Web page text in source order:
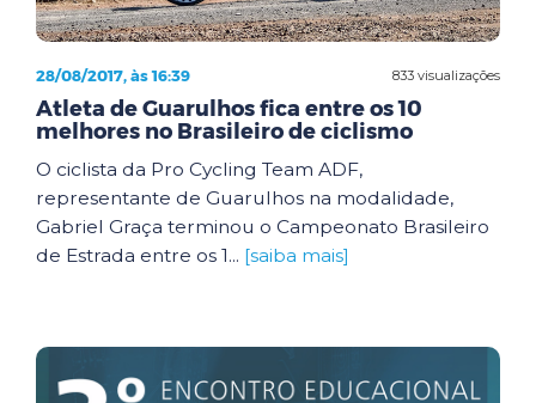
833 visualizações
28/08/2017, às 16:39
Atleta de Guarulhos fica entre os 10
melhores no Brasileiro de ciclismo
O ciclista da Pro Cycling Team ADF,
representante de Guarulhos na modalidade,
Gabriel Graça terminou o Campeonato Brasileiro
de Estrada entre os 1... [saiba mais]